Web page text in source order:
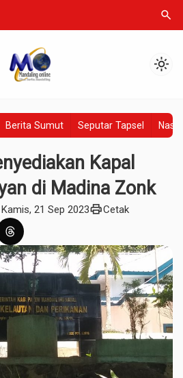
search
light_mode
Berita Sumut Seputar Tapsel
Kapal
di Madina Zonk
Kamis, 21 Sep 2023printCetak